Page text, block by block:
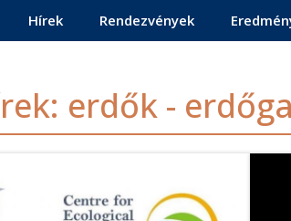
navigation
Hírek Rendezvények
erdők -